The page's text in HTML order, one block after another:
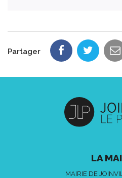
Partager
LA
MAIRIE DE